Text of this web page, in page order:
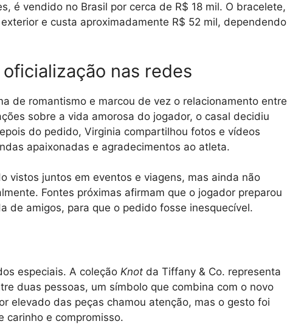
é vendido no Brasil por cerca de R$ 18 mil. O bracelete,
e custa aproximadamente R$ 52 mil, dependendo
nas redes
de romantismo e marcou de vez o relacionamento entre
sobre a vida amorosa do jogador, o casal decidiu
do pedido, Virginia compartilhou fotos e vídeos
apaixonadas e agradecimentos ao atleta.
vistos juntos em eventos e viagens, mas ainda não
Fontes próximas afirmam que o jogador preparou
de amigos, para que o pedido fosse inesquecível.
especiais. A coleção Knot da Tiffany & Co. representa
duas pessoas, um símbolo que combina com o novo
elevado das peças chamou atenção, mas o gesto foi
carinho e compromisso.